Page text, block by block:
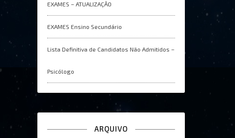
EXAMES – ATUALIZAÇÂO
EXAMES Ensino Secundário
Lista Definitiva de Candidatos Não Admitidos –
Psicólogo
ARQUIVO